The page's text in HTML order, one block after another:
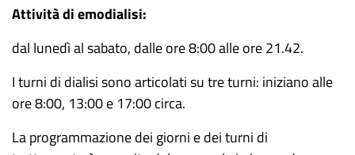
Attività di emodialisi:
dal lunedì al sabato, dalle ore 8:00 alle ore 21.42.
I turni di dialisi sono articolati su tre turni: iniziano alle
ore 8:00, 13:00 e 17:00 circa.
La programmazione dei giorni e dei turni di